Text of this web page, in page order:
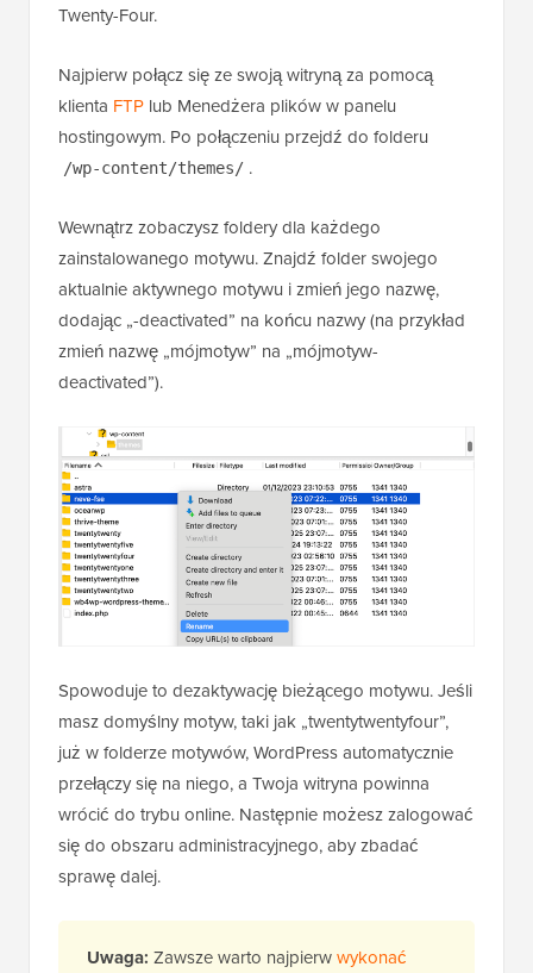
Twenty-Four.
Najpierw połącz się ze swoją witryną za pomocą
klienta FTP lub Menedżera plików w panelu
hostingowym. Po połączeniu przejdź do folderu
/wp-content/themes/ .
Wewnątrz zobaczysz foldery dla każdego
zainstalowanego motywu. Znajdź folder swojego
aktualnie aktywnego motywu i zmień jego nazwę,
dodając „-deactivated” na końcu nazwy (na przykład
zmień nazwę „mójmotyw” na „mójmotyw-
deactivated”).
Spowoduje to dezaktywację bieżącego motywu. Jeśli
masz domyślny motyw, taki jak „twentytwentyfour”,
już w folderze motywów, WordPress automatycznie
przełączy się na niego, a Twoja witryna powinna
wrócić do trybu online. Następnie możesz zalogować
się do obszaru administracyjnego, aby zbadać
sprawę dalej.
Uwaga: Zawsze warto najpierwwykonać